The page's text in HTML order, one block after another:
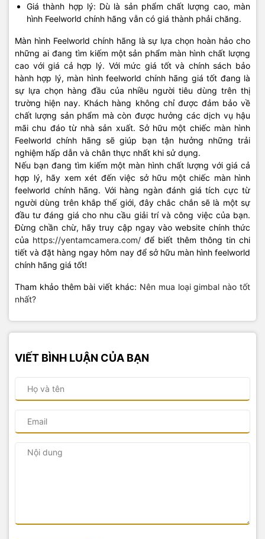
Giá thành hợp lý: Dù là sản phẩm chất lượng cao, màn
hình Feelworld chính hãng vẫn có giá thành phải chăng.
Màn hình Feelworld chính hãng là sự lựa chọn hoàn hảo cho
những ai đang tìm kiếm một sản phẩm màn hình chất lượng
cao với giá cả hợp lý. Với mức giá tốt và chính sách bảo
hành hợp lý, màn hình feelworld chính hãng giá tốt đang là
sự lựa chọn hàng đầu của nhiều người tiêu dùng trên thị
trường hiện nay. Khách hàng không chỉ được đảm bảo về
chất lượng sản phẩm mà còn được hưởng các dịch vụ hậu
mãi chu đáo từ nhà sản xuất. Sở hữu một chiếc màn hình
Feelworld chính hãng sẽ giúp bạn tận hưởng những trải
nghiệm hấp dẫn và chân thực nhất khi sử dụng.
Nếu bạn đang tìm kiếm một màn hình chất lượng với giá cả
hợp lý, hãy xem xét đến việc sở hữu một chiếc màn hình
feelworld chính hãng. Với hàng ngàn đánh giá tích cực từ
người dùng trên khắp thế giới, đây chắc chắn sẽ là một sự
đầu tư đáng giá cho nhu cầu giải trí và công việc của bạn.
Đừng chần chừ, hãy truy cập ngay vào website chính thức
của https://yentamcamera.com/ để biết thêm thông tin chi
tiết và đặt hàng ngay hôm nay để sở hữu màn hình feelworld
chính hãng giá tốt!
Tham khảo thêm bài viết khác: Nên mua loại gimbal nào tốt
nhất?
VIẾT BÌNH LUẬN CỦA BẠN